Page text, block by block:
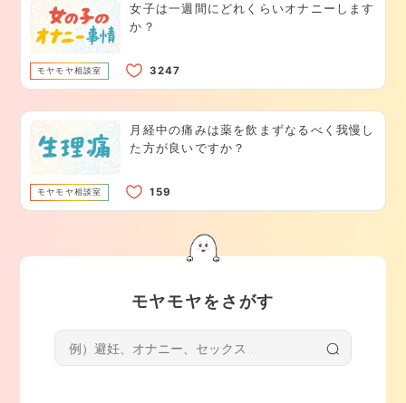
女子は一週間にどれくらいオナニーします
か？
モヤモヤ相談室
月経中の痛みは薬を飲まずなるべく我慢し
た方が良いですか？
モヤモヤ相談室
モヤモヤをさがす